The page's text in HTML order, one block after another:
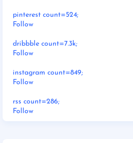
pinterest count=524;
Follow
dribbble count=7.3k;
Follow
instagram count=849;
Follow
rss count=286;
Follow